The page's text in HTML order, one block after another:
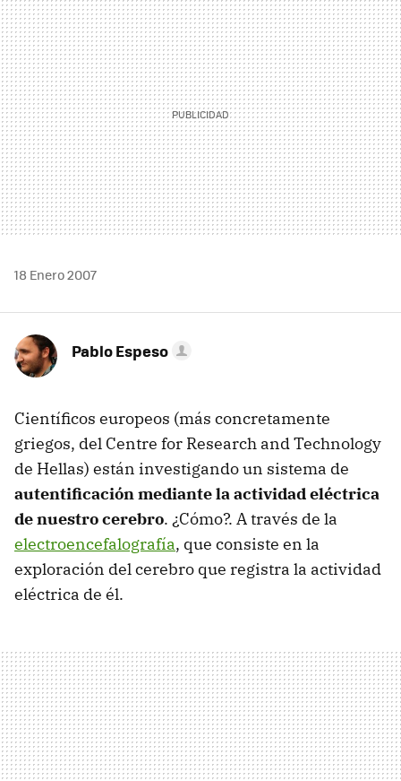
MAIL
18 Enero 2007
Pablo Espeso
Científicos europeos (más concretamente
griegos, del Centre for Research and Technology
de Hellas) están investigando un sistema de
autentificación mediante la actividad eléctrica
de nuestro cerebro. ¿Cómo?. A través de la
electroencefalografía, que consiste en la
exploración del cerebro que registra la actividad
eléctrica de él.